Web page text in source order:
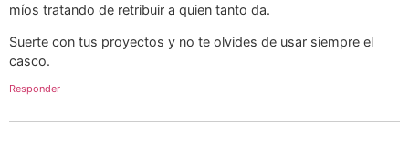
míos tratando de retribuir a quien tanto da.
Suerte con tus proyectos y no te olvides de usar siempre el
casco.
Responder